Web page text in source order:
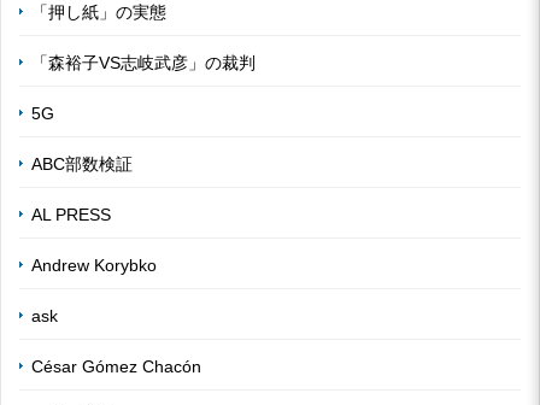
「押し紙」の実態
「森裕子VS志岐武彦」の裁判
5G
ABC部数検証
AL PRESS
Andrew Korybko
ask
César Gómez Chacón